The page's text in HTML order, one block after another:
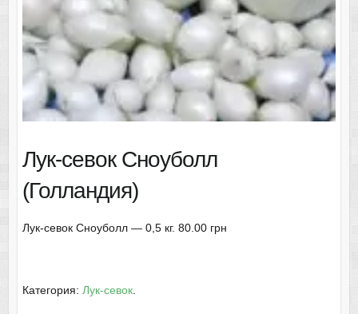
Лук-севок Сноуболл
(Голландия)
Лук-севок Сноуболл — 0,5 кг. 80.00 грн
Категория: Лук-севок.